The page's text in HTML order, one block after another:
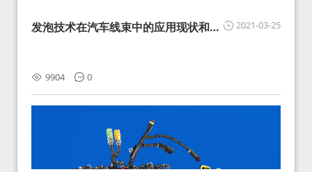
2021-03-25
发泡技术在汽车线束中的应用现状和展
9904 0